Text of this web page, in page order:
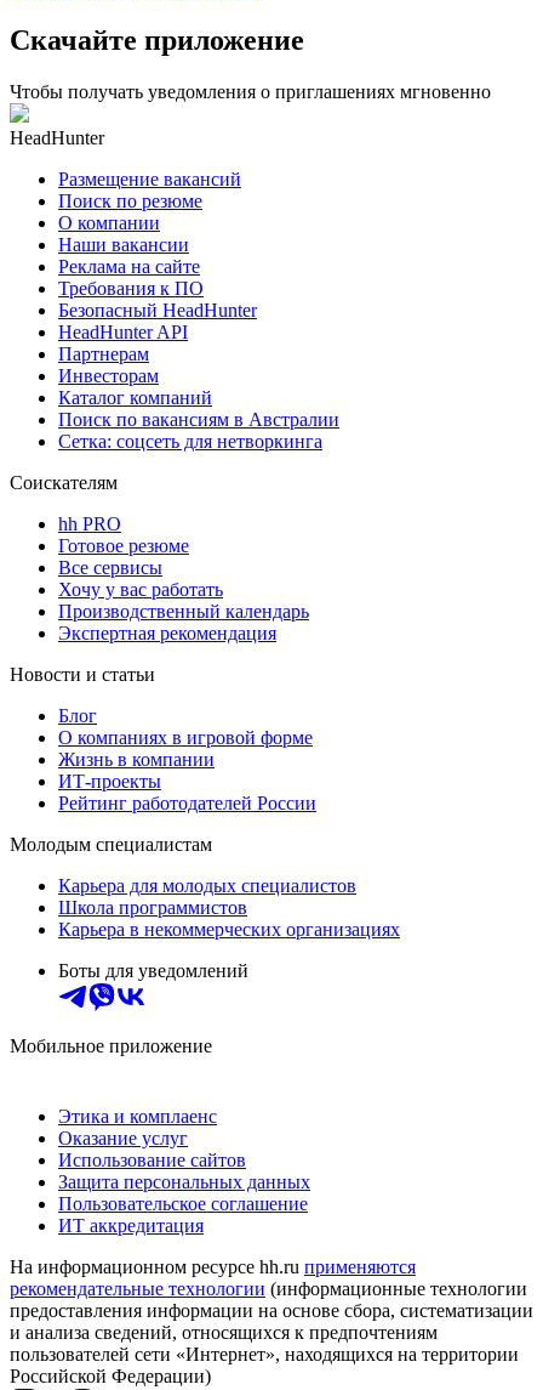
Скачайте приложение
Чтобы получать уведомления о приглашениях мгновенно
HeadHunter
Размещение вакансий
Поиск по резюме
О компании
Наши вакансии
Реклама на сайте
Требования к ПО
Безопасный HeadHunter
HeadHunter API
Партнерам
Инвесторам
Каталог компаний
Поиск по вакансиям в Австралии
Сетка: соцсеть для нетворкинга
Соискателям
hh PRO
Готовое резюме
Все сервисы
Хочу у вас работать
Производственный календарь
Экспертная рекомендация
Новости и статьи
Блог
О компаниях в игровой форме
Жизнь в компании
ИТ-проекты
Рейтинг работодателей России
Молодым специалистам
Карьера для молодых специалистов
Школа программистов
Карьера в некоммерческих организациях
Боты для уведомлений
Мобильное приложение
Этика и комплаенс
Оказание услуг
Использование сайтов
Защита персональных данных
Пользовательское соглашение
ИТ аккредитация
На информационном ресурсе hh.ru применяются
рекомендательные технологии (информационные технологии
предоставления информации на основе сбора, систематизации
и анализа сведений, относящихся к предпочтениям
пользователей сети «Интернет», находящихся на территории
Российской Федерации)